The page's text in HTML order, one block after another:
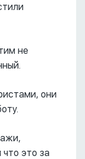
не
они
это за